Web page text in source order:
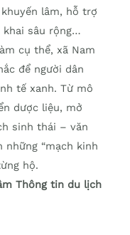
lâm, hỗ trợ
sâu rộng…
cụ thể, xã Nam
để người dân
tế xanh. Từ mô
dược liệu, mở
sinh thái – văn
những “mạch kinh
hộ.
Thông tin du lịch